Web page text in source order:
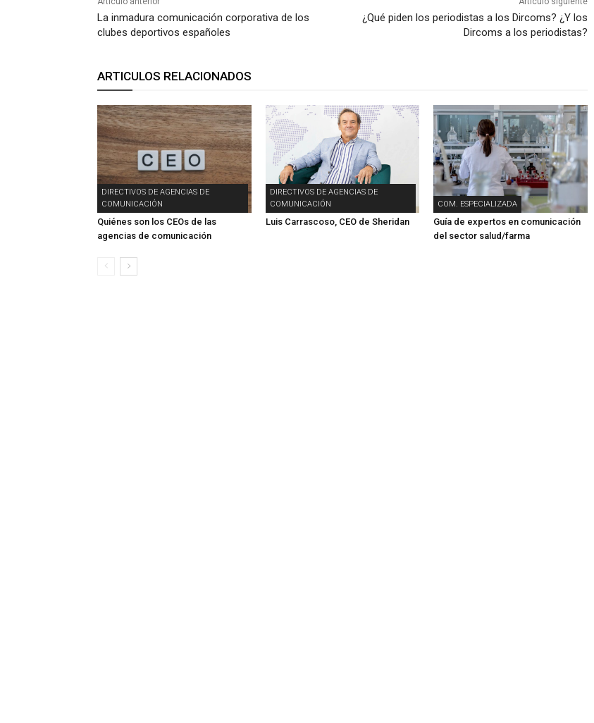
La inmadura comunicación corporativa de los
clubes deportivos españoles
¿Qué piden los periodistas a los Dircoms? ¿Y los
Dircoms a los periodistas?
ARTICULOS RELACIONADOS
DIRECTIVOS DE AGENCIAS DE
COMUNICACIÓN
Quiénes son los CEOs de las
agencias de comunicación
DIRECTIVOS DE AGENCIAS DE
COMUNICACIÓN
Luis Carrascoso, CEO de Sheridan
COM. ESPECIALIZADA
Guía de expertos en comunicación
del sector salud/farma